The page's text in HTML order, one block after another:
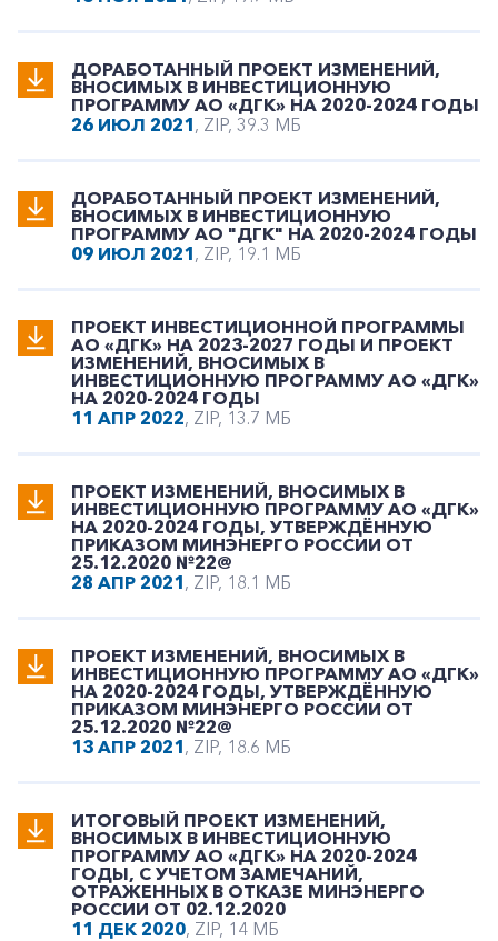
ДОРАБОТАННЫЙ ПРОЕКТ ИЗМЕНЕНИЙ,
ВНОСИМЫХ В ИНВЕСТИЦИОННУЮ
ПРОГРАММУ АО «ДГК» НА 2020-2024 ГОДЫ
26 ИЮЛ 2021, ZIP, 39.3 МБ
ДОРАБОТАННЫЙ ПРОЕКТ ИЗМЕНЕНИЙ,
ВНОСИМЫХ В ИНВЕСТИЦИОННУЮ
ПРОГРАММУ АО "ДГК" НА 2020-2024 ГОДЫ
09 ИЮЛ 2021, ZIP, 19.1 МБ
ПРОЕКТ ИНВЕСТИЦИОННОЙ ПРОГРАММЫ
АО «ДГК» НА 2023-2027 ГОДЫ И ПРОЕКТ
ИЗМЕНЕНИЙ, ВНОСИМЫХ В
ИНВЕСТИЦИОННУЮ ПРОГРАММУ АО «ДГК»
НА 2020-2024 ГОДЫ
11 АПР 2022, ZIP, 13.7 МБ
ПРОЕКТ ИЗМЕНЕНИЙ, ВНОСИМЫХ В
ИНВЕСТИЦИОННУЮ ПРОГРАММУ АО «ДГК»
НА 2020-2024 ГОДЫ, УТВЕРЖДЁННУЮ
ПРИКАЗОМ МИНЭНЕРГО РОССИИ ОТ
25.12.2020 №22@
28 АПР 2021, ZIP, 18.1 МБ
ПРОЕКТ ИЗМЕНЕНИЙ, ВНОСИМЫХ В
ИНВЕСТИЦИОННУЮ ПРОГРАММУ АО «ДГК»
НА 2020-2024 ГОДЫ, УТВЕРЖДЁННУЮ
ПРИКАЗОМ МИНЭНЕРГО РОССИИ ОТ
25.12.2020 №22@
13 АПР 2021, ZIP, 18.6 МБ
ИТОГОВЫЙ ПРОЕКТ ИЗМЕНЕНИЙ,
ВНОСИМЫХ В ИНВЕСТИЦИОННУЮ
ПРОГРАММУ АО «ДГК» НА 2020-2024
ГОДЫ, С УЧЕТОМ ЗАМЕЧАНИЙ,
ОТРАЖЕННЫХ В ОТКАЗЕ МИНЭНЕРГО
РОССИИ ОТ 02.12.2020
11 ДЕК 2020, ZIP, 14 МБ